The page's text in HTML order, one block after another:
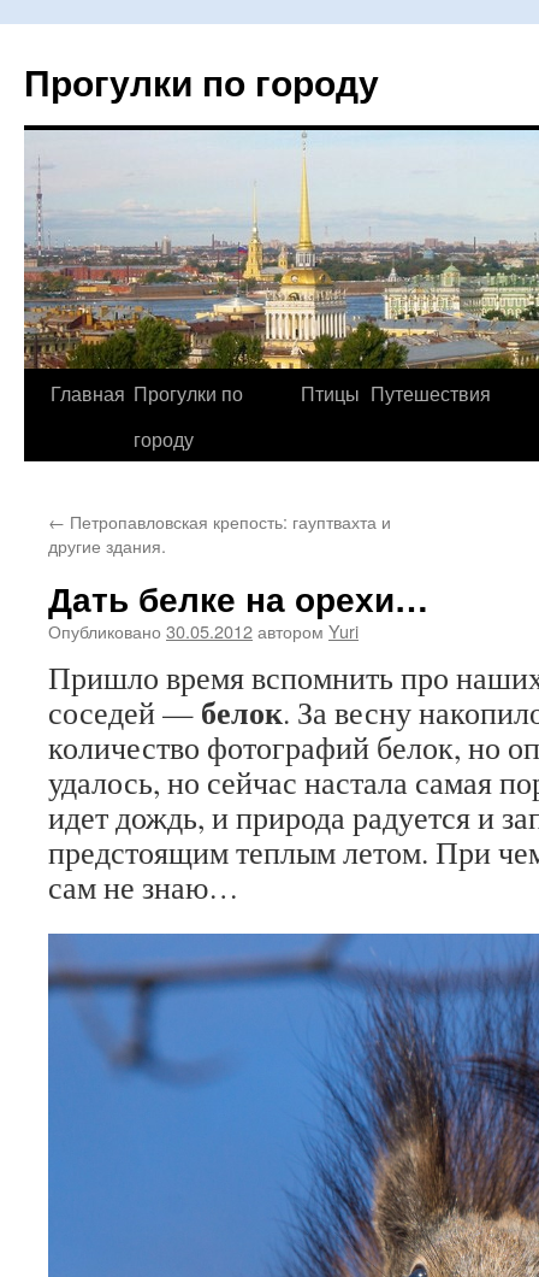
Прогулки по городу
Перейти
Главная Прогулки по
городу
Птицы Путешествия
← Петропавловская крепость: гауптвахта и
другие здания.
Дать белке на орехи…
Опубликовано 30.05.2012автором Yuri
Пришло время вспомнить про
соседей — белок. За весну
количество фотографий белок, но
удалось, но сейчас настала самая
идет дождь, и природа радуется и
предстоящим теплым летом. При
сам не знаю…